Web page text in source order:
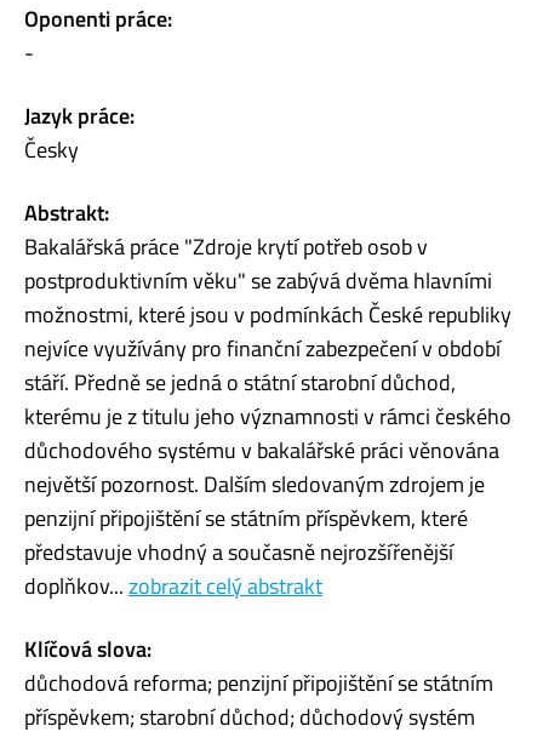
Oponenti práce:
-
Jazyk práce:
Česky
Abstrakt:
Bakalářská práce "Zdroje krytí potřeb osob v
postproduktivním věku" se zabývá dvěma hlavními
možnostmi, které jsou v podmínkách České republiky
nejvíce využívány pro finanční zabezpečení v období
stáří. Předně se jedná o státní starobní důchod,
kterému je z titulu jeho významnosti v rámci českého
důchodového systému v bakalářské práci věnována
největší pozornost. Dalším sledovaným zdrojem je
penzijní připojištění se státním příspěvkem, které
představuje vhodný a současně nejrozšířenější
doplňkov...zobrazit celý abstrakt
Klíčová slova:
důchodová reforma; penzijní připojištění se státním
příspěvkem; starobní důchod; důchodový systém